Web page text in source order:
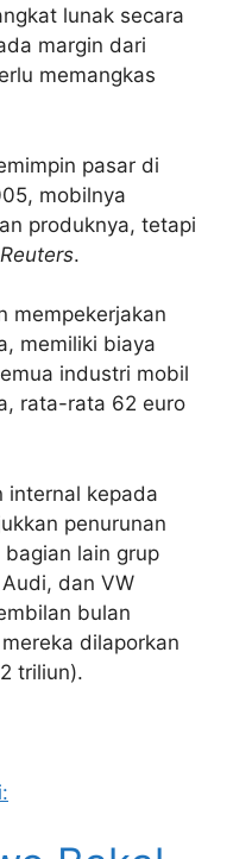
lunak secara
margin dari
memangkas
pasar di
mobilnya
produknya, tetapi
Reuters.
mempekerjakan
memiliki biaya
industri mobil
rata-rata 62 euro
internal kepada
penurunan
lain grup
dan VW
bulan
dilaporkan
triliun).